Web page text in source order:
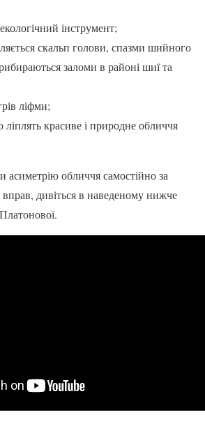
інструмент;
скальп голови, спазми шийного
заломи в районі шиї та
ліфми;
ліплять красиве і природне обличчя
асиметрію обличчя самостійно за
дивіться в наведеному нижче